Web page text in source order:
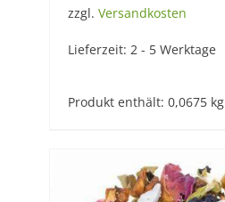
zzgl. Versandkosten
Lieferzeit: 2 - 5 Werktage
Produkt enthält: 0,0675 kg